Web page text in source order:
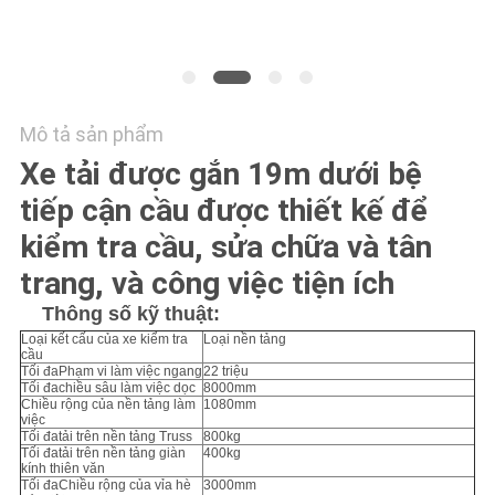
SƠ
ĐỒ
TRANG
WEB
CHÍNH
SÁCH
BẢO
MẬT
Mô tả sản phẩm
Xe tải được gắn 19m dưới bệ
tiếp cận cầu được thiết kế để
kiểm tra cầu, sửa chữa và tân
trang, và công việc tiện ích
Thông số kỹ thuật:
Loại kết cấu của xe kiểm tra
cầu
Loại nền tảng
Tối đaPhạm vi làm việc ngang22 triệu
Tối đachiều sâu làm việc dọc 8000mm
Chiều rộng của nền tảng làm
việc
1080mm
Tối đatải trên nền tảng Truss
800kg
Tối đatải trên nền tảng giàn
kính thiên văn
400kg
Tối đaChiều rộng của vỉa hè
3000mm